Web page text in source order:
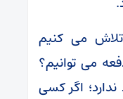
تلاش می کنیم
می توانیم؟
اگر کسی